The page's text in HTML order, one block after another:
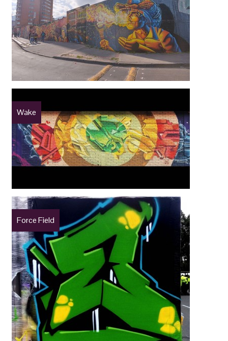
Wake
Force Field